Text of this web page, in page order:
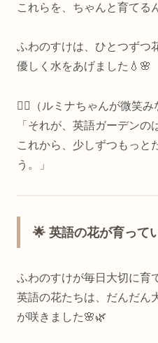
これらを、ちゃんと育てる
ふわのすけは、ひとつずつ
優しく水をあげました💧🌸
🧚‍♀️（ルミナちゃんが微笑み
「それが、英語ガーデンの
これから、少しずつもっと
う。」
🌟 英語の花が育って
ふわのすけが毎日大切に育
英語の花たちは、だんだん
が咲きました🌸🌿